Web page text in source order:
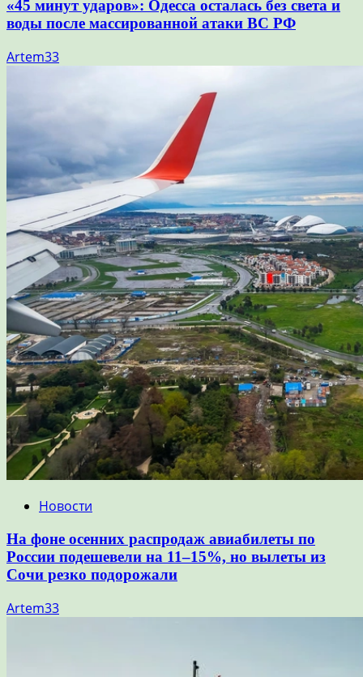
«45 минут ударов»: Одесса осталась без света и
воды после массированной атаки ВС РФ
Artem33
Новости
На фоне осенних распродаж авиабилеты по
России подешевели на 11–15%, но вылеты из
Сочи резко подорожали
Artem33